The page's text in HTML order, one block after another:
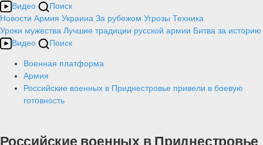
Видео
Поиск
Новости Армия Украина За рубежом Угрозы Техника
Уроки мужества Лучшие традиции русской армии Битва за историю
Видео
Поиск
Военная платформа
Армия
Российские военных в Приднестровье привели в боевую
готовность
Российские военных в Приднестровье